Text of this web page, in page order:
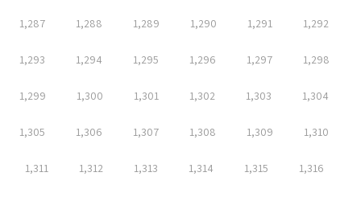
1,287 1,288 1,289 1,290 1,291 1,292
1,293 1,294 1,295 1,296 1,297 1,298
1,299 1,300 1,301 1,302 1,303 1,304
1,305 1,306 1,307 1,308 1,309 1,310
1,311 1,312 1,313 1,314 1,315 1,316